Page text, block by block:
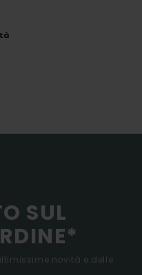
SUL
novità e delle